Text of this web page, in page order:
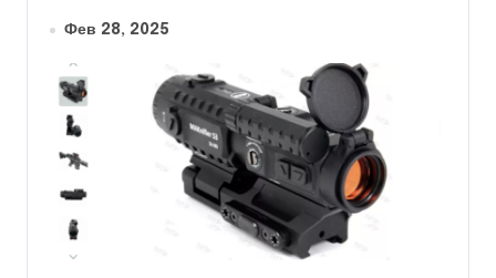
Фев 28, 2025